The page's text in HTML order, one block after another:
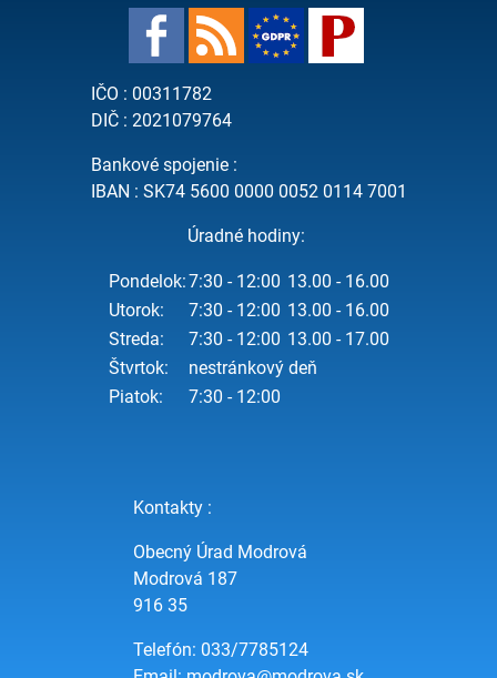
IČO : 00311782
DIČ : 2021079764
Bankové spojenie :
IBAN : SK74 5600 0000 0052 0114 7001
Úradné hodiny:
Pondelok:7:30 - 12:00 13.00 - 16.00
Utorok:
7:30 - 12:00 13.00 - 16.00
Streda:
7:30 - 12:00 13.00 - 17.00
Štvrtok:
nestránkový deň
Piatok:
7:30 - 12:00
Kontakty :
Obecný Úrad Modrová
Modrová 187
916 35
Telefón: 033/7785124